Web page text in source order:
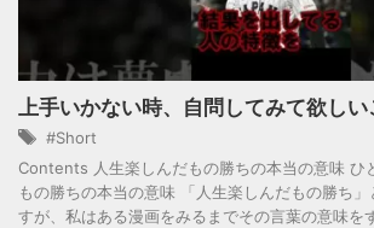
上手いかない時、自問してみて欲しい
#Short
Contents 人生楽しんだもの勝ちの本当の意味 ひ
もの勝ちの本当の意味 「人生楽しんだもの勝ち」
すが、私はある漫画をみるまでその言葉の意味を